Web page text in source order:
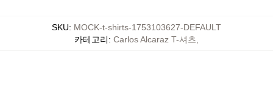
SKU: MOCK-t-shirts-1753103627-DEFAULT
카테고리: Carlos Alcaraz T-셔츠